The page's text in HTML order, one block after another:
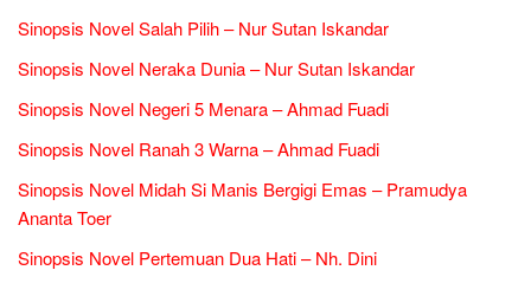
Sinopsis Novel Salah Pilih – Nur Sutan Iskandar
Sinopsis Novel Neraka Dunia – Nur Sutan Iskandar
Sinopsis Novel Negeri 5 Menara – Ahmad Fuadi
Sinopsis Novel Ranah 3 Warna – Ahmad Fuadi
Sinopsis Novel Midah Si Manis Bergigi Emas – Pramudya
Ananta Toer
Sinopsis Novel Pertemuan Dua Hati – Nh. Dini